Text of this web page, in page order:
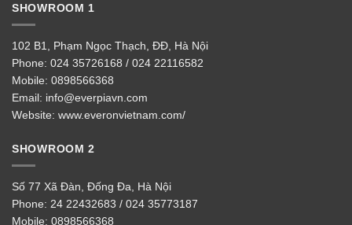
SHOWROOM 1
102 B1, Phạm Ngọc Thạch, ĐĐ, Hà Nội
Phone: 024 35726168 / 024 22116582
Mobile: 0898566368
Email: info@everpiavn.com
Website: www.everonvietnam.com/
SHOWROOM 2
Số 77 Xã Đàn, Đống Đa, Hà Nội
Phone: 24 22432683 / 024 35773187
Mobile: 0898566368